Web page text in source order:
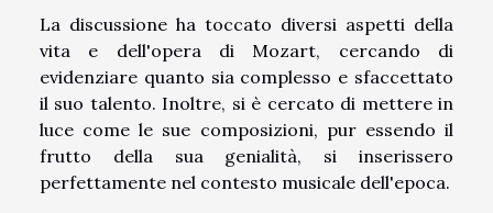
La discussione ha toccato diversi aspetti della
vita e dell'opera di Mozart, cercando di
evidenziare quanto sia complesso e sfaccettato
il suo talento. Inoltre, si è cercato di mettere in
luce come le sue composizioni, pur essendo il
frutto della sua genialità, si inserissero
perfettamente nel contesto musicale dell'epoca.